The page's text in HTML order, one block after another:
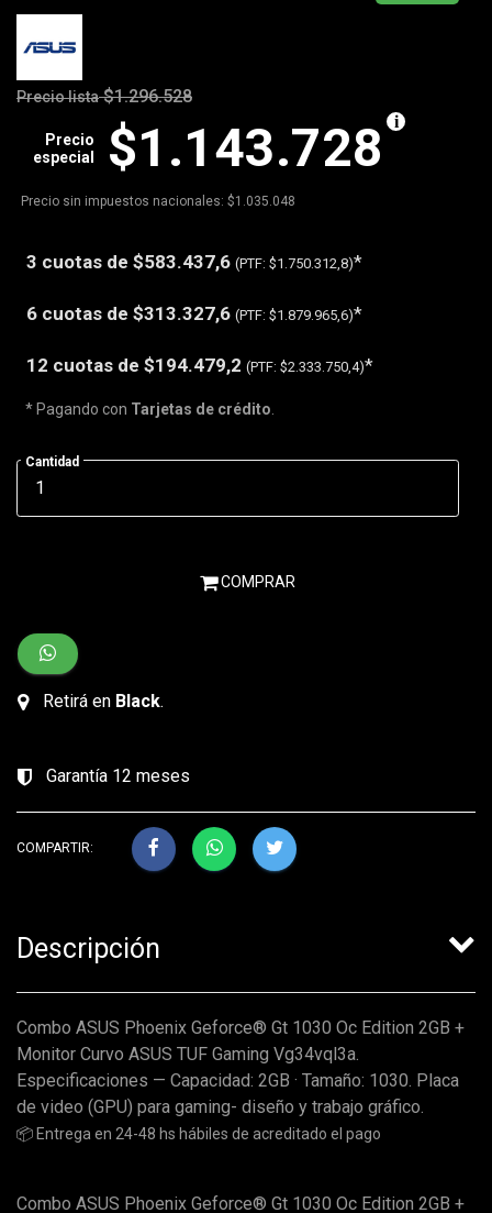
Precio lista $1.296.528
$1.143.728
Precio
especial
Precio sin impuestos nacionales: $1.035.048
3 cuotas de $583.437,6 (PTF: $1.750.312,8)*
6 cuotas de $313.327,6 (PTF: $1.879.965,6)*
12 cuotas de $194.479,2 (PTF: $2.333.750,4)*
* Pagando con Tarjetas de crédito
Cantidad
COMPRAR
Retirá en Black.
Garantía 12 meses
COMPARTIR:
Descripción
Combo ASUS Phoenix Geforce® Gt 1030 Oc Edition 2GB +
Monitor Curvo ASUS TUF Gaming Vg34vql3a.
Especificaciones — Capacidad: 2GB · Tamaño: 1030. Placa
de video (GPU) para gaming- diseño y trabajo gráfico.
📦 Entrega en 24-48 hs hábiles de acreditado el pago
Combo ASUS Phoenix Geforce® Gt 1030 Oc Edition 2GB +